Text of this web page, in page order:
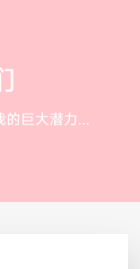
的巨大潜力...